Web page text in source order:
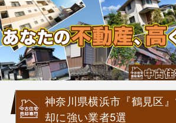
神奈川県横浜市『鶴見区
却に強い業者5選